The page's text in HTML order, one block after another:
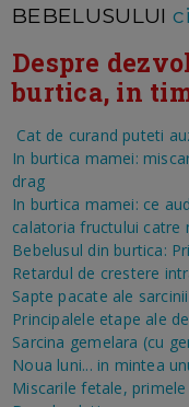
BEBELUSULUI
Despre
burtica, in
Cat de curand puteti
In burtica mamei:
drag
In burtica mamei: ce
calatoria fructului catre
Bebelusul din burtica:
Retardul de crestere
Sapte pacate ale sarcinii
Principalele etape ale
Sarcina gemelara (cu
Noua luni... in mintea
Miscarile fetale,